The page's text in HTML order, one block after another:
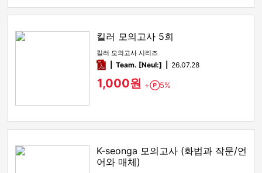
킬러 모의고사 5회
킬러 모의고사 시리즈
pdfTeam. [Neul:] 26.07.28
1,000원 + Point
5%
K-seonga 모의고사 (화법과 작문/언
어와 매체)